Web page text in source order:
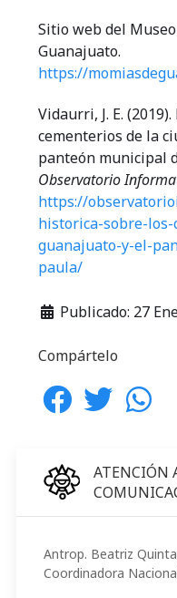
Sitio web del
Guanajuato.
https://
Vidaurri, J. E.
cementerios de la
panteón municipal
Observatorio
https://
historica-sobre-
guanajuato-y-el-
paula/
Publicado: 27
Compártelo
ATENCIÓN
Antrop. Beatriz
Coordinadora